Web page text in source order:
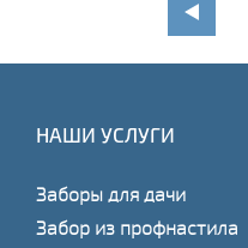
НАШИ УСЛУГИ
Заборы для дачи
Забор из профнастила